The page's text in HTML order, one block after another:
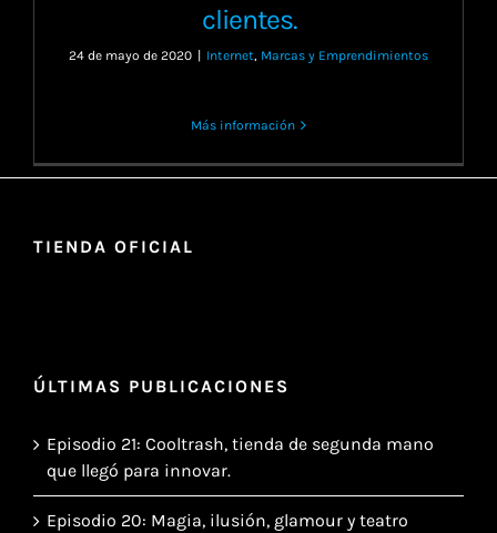
clientes.
24 de mayo de 2020 | Internet, Marcas y Emprendimientos
Más información
TIENDA OFICIAL
ÚLTIMAS PUBLICACIONES
Episodio 21: Cooltrash, tienda de segunda mano
que llegó para innovar.
Episodio 20: Magia, ilusión, glamour y teatro